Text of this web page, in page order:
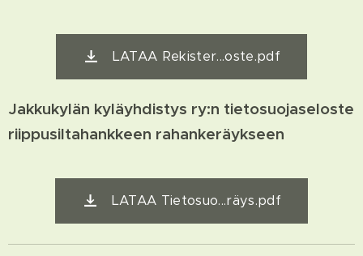
LATAA Rekister...oste.pdf
Jakkukylän kyläyhdistys ry:n tietosuojaseloste
riippusiltahankkeen rahankeräykseen
LATAA Tietosuo...räys.pdf